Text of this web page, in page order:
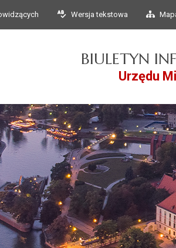
Wersja tekstowa
BIULETYN
Urzędu